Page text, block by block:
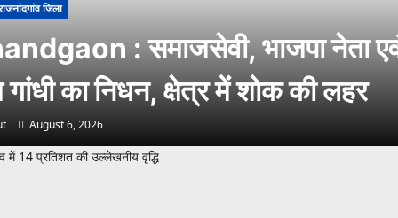
जिला
: समाजसेवी, भाजपा नेता
का निधन, क्षेत्र में शोक की लहर
August 6, 2026